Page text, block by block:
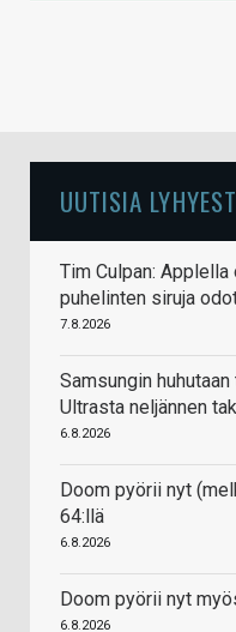
UUTISIA
Tim Culpan:
puhelinten siruja
7.8.2026
Samsungin
Ultrasta neljännen
6.8.2026
Doom pyörii nyt
64:llä
6.8.2026
Doom pyörii nyt
6.8.2026